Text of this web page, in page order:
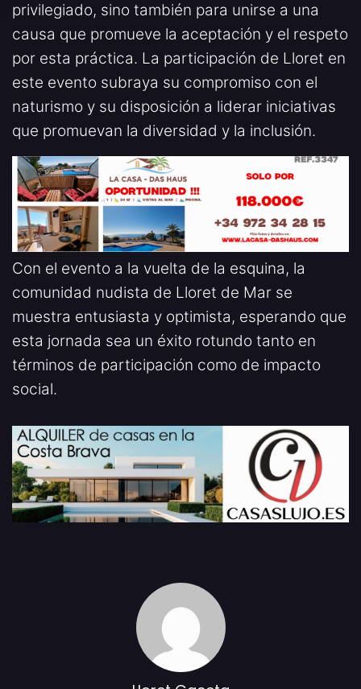
privilegiado, sino también para unirse a una
causa que promueve la aceptación y el respeto
por esta práctica. La participación de Lloret en
este evento subraya su compromiso con el
naturismo y su disposición a liderar iniciativas
que promuevan la diversidad y la inclusión.
Con el evento a la vuelta de la esquina, la
comunidad nudista de Lloret de Mar se
muestra entusiasta y optimista, esperando que
esta jornada sea un éxito rotundo tanto en
términos de participación como de impacto
social.